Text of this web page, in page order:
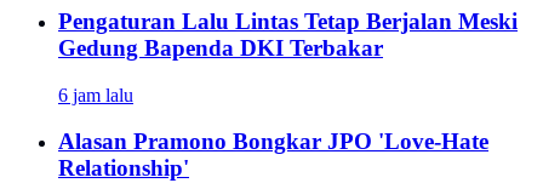
Pengaturan Lalu Lintas Tetap Berjalan Meski
Gedung Bapenda DKI Terbakar
6 jam lalu
Alasan Pramono Bongkar JPO 'Love-Hate
Relationship'